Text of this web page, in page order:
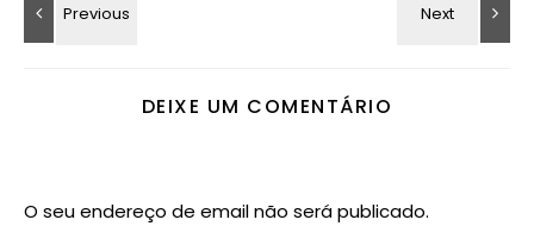
DEIXE UM COMENTÁRIO
O seu endereço de email não será publicado.